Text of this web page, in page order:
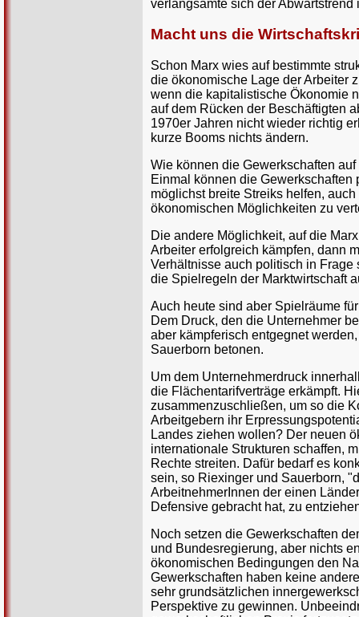
verlangsamte sich der
Macht uns die
Schon Marx wies auf bestimmte
die ökonomische Lage der Arbeiter
wenn die kapitalistische Ökonomie
auf dem Rücken der Beschäftigten
1970er Jahren nicht wieder richtig
kurze Booms nichts ändern.
Wie können die Gewerkschaften
Einmal können die
möglichst breite Streiks helfen,
ökonomischen Möglichkeiten zu
Die andere Möglichkeit, auf die
Arbeiter erfolgreich kämpfen, dann
Verhältnisse auch politisch in
die Spielregeln der Marktwirtschaft
Auch heute sind aber Spielräume
Dem Druck, den die Unternehmer
aber kämpferisch entgegnet
Sauerborn betonen.
Um dem Unternehmerdruck
die Flächentarifverträge erkämpft.
zusammenzuschließen, um so die
Arbeitgebern ihr
Landes ziehen wollen? Der neuen
internationale Strukturen schaffen,
Rechte streiten. Dafür bedarf es
sein, so Riexinger und Sauerborn,
ArbeitnehmerInnen der einen
Defensive gebracht hat, zu
Noch setzen die Gewerkschaften
und Bundesregierung, aber nichts
ökonomischen Bedingungen den
Gewerkschaften haben keine
sehr grundsätzlichen
Perspektive zu gewinnen.